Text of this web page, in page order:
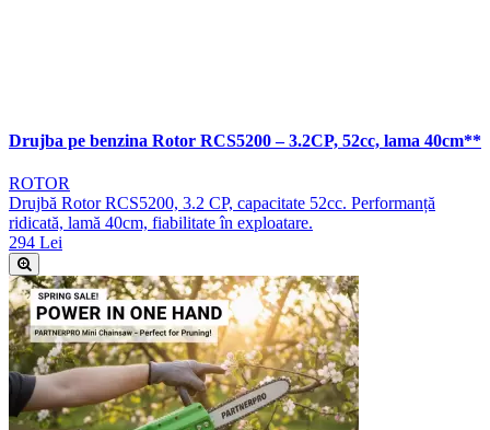
Drujba pe benzina Rotor RCS5200 – 3.2CP, 52cc, lama 40cm**
ROTOR
Drujbă Rotor RCS5200, 3.2 CP, capacitate 52cc. Performanță
ridicată, lamă 40cm, fiabilitate în exploatare.
294 Lei